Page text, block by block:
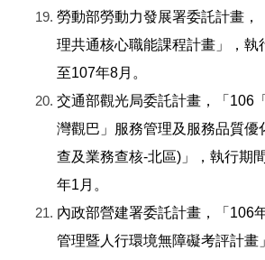
勞動部勞動力發展署委託計畫，
理共通核心職能課程計畫」，執
至107年8月。
交通部觀光局委託計畫，「106
灣觀巴」服務管理及服務品質優
查及業務查核-北區)」，執行期
年1月。
內政部營建署委託計畫，「106
管理暨人行環境無障礙考評計畫